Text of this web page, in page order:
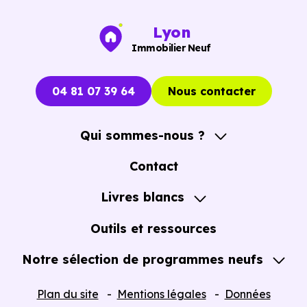
opportunités concrètes.
Lyon
Immobilier Neuf
04 81 07 39 64 Nous contacter
Qui sommes-nous ?
A propos
Contact
Livres blancs
Guide de l'Achat immobilier neuf en VEFA
Outils et ressources
Notre sélection de programmes neufs
Plan du site Mentions légales Données